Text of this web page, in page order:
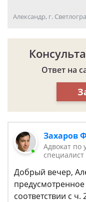
Александр, г.
Ответ на
Захаров
Адвокат по
специалист
Добрый вечер,
соответствии с ч.